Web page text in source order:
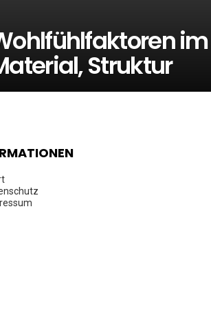
Struktur